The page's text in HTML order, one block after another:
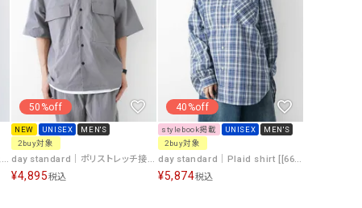
すべて見る
ット・オーバーオール
ト・アウター
1%（イチ パーセント） LAOCOONTE（ラオコンテ）
1 metre carre（アンメートルキャレ ）
LAURA DI MAGGIO（ロー
オ）
120%lino（ワンハンドレッドトゥエンティ
ーパーセントリノ）
le camouflage tribe（ル
トライブ）
adidas（アディダス） Lallia Mu（ラリア ムー）
ASFVLT（アスファルト） mizuiro ind（ミズイロ イン
Ampersand（アンパサンド）
day standard｜シアサッカーチェック ドローコード半袖シャツ [[261914]][D]
50%off
NEW UNISEX
MEN'S
2buy対象
day standard｜ポリストレッチ接触冷感半袖オープンカラーシャツ [[131954]][D]
¥4,895税込
40%off
stylebook掲載 UNISEX
MEN'S
2buy対象
day standard｜Plaid shirt [[661300]][D]
¥5,874税込